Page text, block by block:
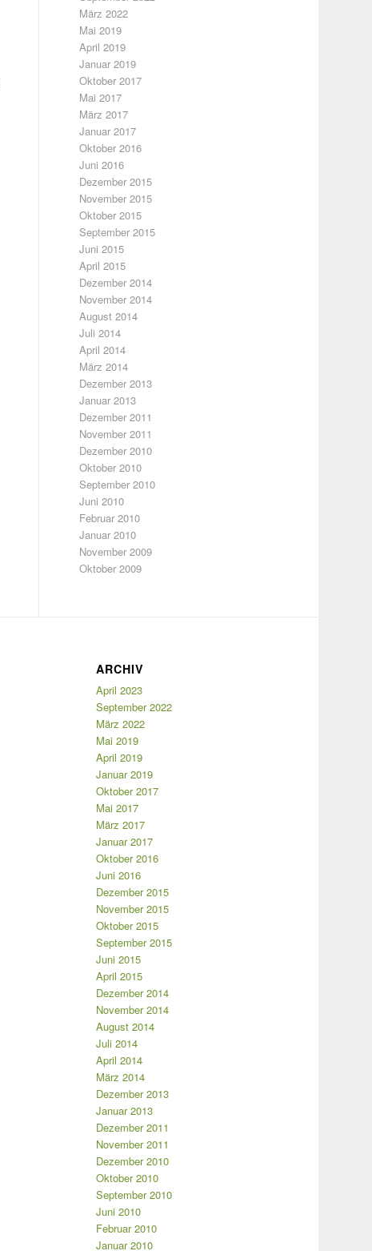
März 2022
Mai 2019
April 2019
Januar 2019
Oktober 2017
Mai 2017
März 2017
Januar 2017
Oktober 2016
Juni 2016
Dezember 2015
November 2015
Oktober 2015
September 2015
Juni 2015
April 2015
Dezember 2014
November 2014
August 2014
Juli 2014
April 2014
März 2014
Dezember 2013
Januar 2013
Dezember 2011
November 2011
Dezember 2010
Oktober 2010
September 2010
Juni 2010
Februar 2010
Januar 2010
November 2009
Oktober 2009
ARCHIV
April 2023
September 2022
März 2022
Mai 2019
April 2019
Januar 2019
Oktober 2017
Mai 2017
März 2017
Januar 2017
Oktober 2016
Juni 2016
Dezember 2015
November 2015
Oktober 2015
September 2015
Juni 2015
April 2015
Dezember 2014
November 2014
August 2014
Juli 2014
April 2014
März 2014
Dezember 2013
Januar 2013
Dezember 2011
November 2011
Dezember 2010
Oktober 2010
September 2010
Juni 2010
Februar 2010
Januar 2010